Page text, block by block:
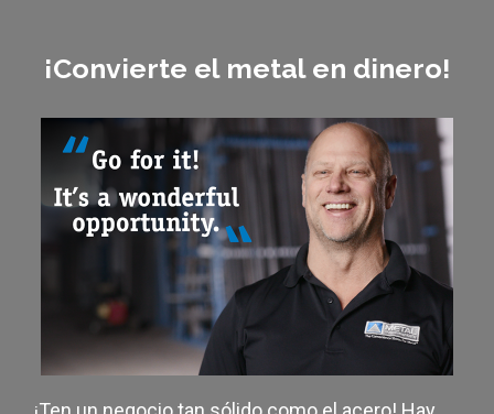
¡Convierte el metal en dinero!